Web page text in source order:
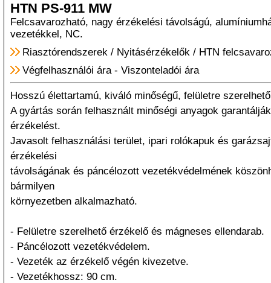
HTN PS-911 MW
Felcsavarozható, nagy érzékelési távolságú,
vezetékkel, NC.
Riasztórendszerek/ Nyitásérzékelők/ HTN
Végfelhasználói ára- Viszonteladói ára
Hosszú élettartamú, kiváló minőségű, felületre
A gyártás során felhasznált minőségi anyagok
érzékelést.
Javasolt felhasználási terület, ipari rolókapuk és
érzékelési
távolságának és páncélozott vezetékvédelmének
bármilyen
környezetben alkalmazható.
- Felületre szerelhető érzékelő és mágneses ellendarab.
- Páncélozott vezetékvédelem.
- Vezeték az érzékelő végén kivezetve.
- Vezetékhossz: 90 cm.